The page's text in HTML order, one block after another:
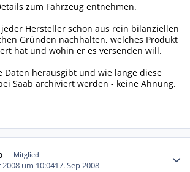
zum Fahrzeug entnehmen.
Hersteller schon aus rein bilanziellen
Gründen nachhalten, welches Produkt
hat und wohin er es versenden will.
Daten herausgibt und wie lange diese
Saab archiviert werden - keine Ahnung.
Mitglied
um 10:0417. Sep 2008